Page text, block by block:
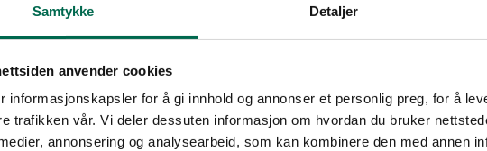
Samtykke Detaljer
anvender cookies
informasjonskapsler for å gi innhold og annonser et personlig preg, for å
trafikken vår. Vi deler dessuten informasjon om hvordan du bruker
annonsering og analysearbeid, som kan kombinere den med annen